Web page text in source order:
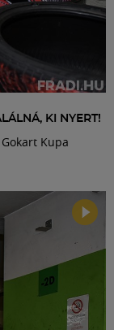
KI NYERT!
Kupa